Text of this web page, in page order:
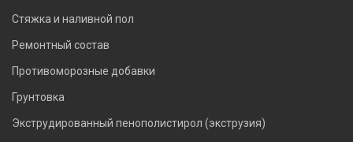
Стяжка и наливной пол
Ремонтный состав
Противоморозные добавки
Грунтовка
Экструдированный пенополистирол (экструзия)